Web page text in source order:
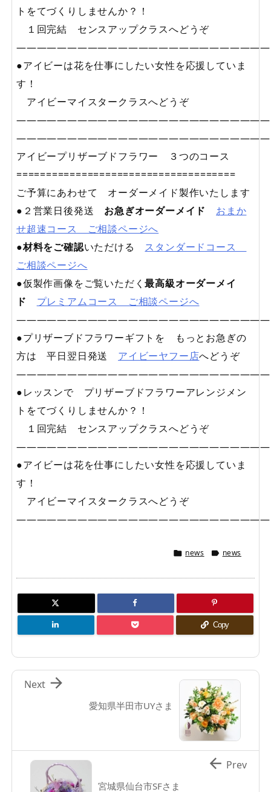
トをてづくりしませんか？！
１回完結 センスアップクラスへどうぞ
—————————————————————————
●アイビーは花を仕事にしたい女性を応援していま
す！
アイビーマイスタークラスへどうぞ
—————————————————————————
—————————————————————————
アイビープリザーブドフラワー ３つのコース
=====================================
ご予算にあわせて オーダーメイド製作いたします
●２営業日後発送 お急ぎオーダーメイド
おまか
せ超速コース ご相談ページへ
●材料をご確認いただける スタンダードコース
ご相談ページへ
●仮製作画像をご覧いただく最高級オーダーメイ
ド
プレミアムコース ご相談ページへ
—————————————————————————
●プリザーブドフラワーギフトを もっとお急ぎの
方は 平日翌日発送 アイビーヤフー店へどうぞ
—————————————————————————
●レッスンで プリザーブドフラワーアレンジメン
トをてづくりしませんか？！
１回完結 センスアップクラスへどうぞ
—————————————————————————
●アイビーは花を仕事にしたい女性を応援していま
す！
アイビーマイスタークラスへどうぞ
—————————————————————————
 news  news
Copy
愛知県半田市UYさま

Next
宮城県仙台市SFさま
 Prev